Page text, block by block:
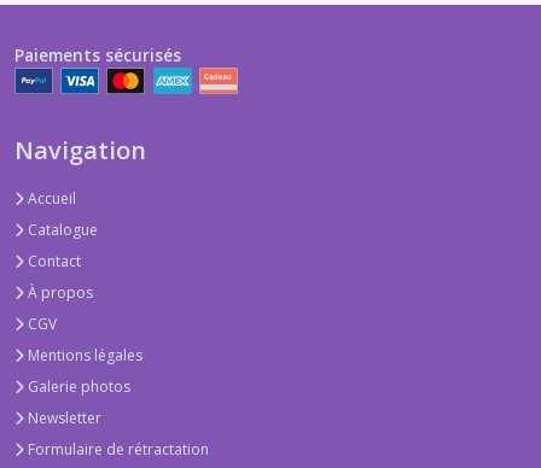
Paiements sécurisés
Navigation
Accueil
Catalogue
Contact
À propos
CGV
Mentions légales
Galerie photos
Newsletter
Formulaire de rétractation